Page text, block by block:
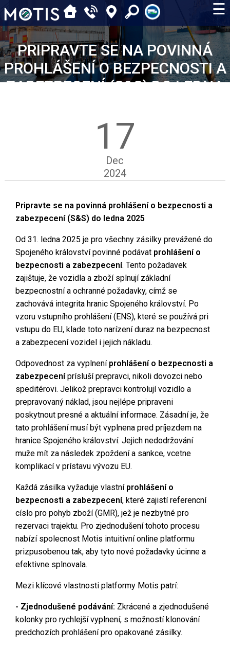
☰
PRIPRAVTE SE NA POVINNÁ
PROHLÁŠENÍ O BEZPECNOSTI A
ZABEZPECENÍ (S&S) DO LEDNA
17
Dec
2024
Pripravte se na povinná prohlášení o bezpecnosti a
zabezpecení (S&S) do ledna 2025
Od 31. ledna 2025 je pro všechny zásilky prevážené do
Spojeného království povinné podávat prohlášení o
bezpecnosti a zabezpecení. Tento požadavek
zajištuje, že vozidla a zboží splnují základní
bezpecnostní a ochranné požadavky, címž se
zachovává integrita hranic Spojeného království. Po
vzoru vstupního prohlášení (ENS), které se používá pri
vstupu do EU, klade toto narízení duraz na bezpecnost
a zabezpecení vozidel i jejich nákladu.
Odpovednost za vyplnení prohlášení o bezpecnosti a
zabezpeceníprísluší prepravci, nikoli dovozci nebo
speditérovi. Jelikož prepravci kontrolují vozidlo a
prepravovaný náklad, jsou nejlépe pripraveni
poskytnout presné a aktuální informace. Zásadní je, že
tato prohlášení musí být vyplnena pred príjezdem na
hranice Spojeného království. Jejich nedodržování
muže mít za následek zpoždení a sankce, vcetne
komplikací v prístavu vývozu EU.
Každá zásilka vyžaduje vlastní prohlášení o
bezpecnosti a zabezpecení, které zajistí referencní
císlo pro pohyb zboží (GMR), jež je nezbytné pro
rezervaci trajektu. Pro zjednodušení tohoto procesu
nabízí spolecnost Motis intuitivní online platformu
prizpusobenou tak, aby tyto nové požadavky úcinne a
efektivne splnovala.
Mezi klícové vlastnosti platformy Motis patrí:
- Zjednodušené podávání: Zkrácené a zjednodušené
kolonky pro rychlejší vyplnení, s možností klonování
predchozích prohlášení pro opakované zásilky.